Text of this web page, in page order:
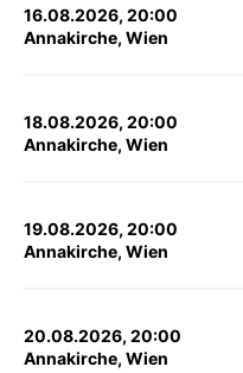
16.08.2026, 20:00
Annakirche, Wien
18.08.2026, 20:00
Annakirche, Wien
19.08.2026, 20:00
Annakirche, Wien
20.08.2026, 20:00
Annakirche, Wien